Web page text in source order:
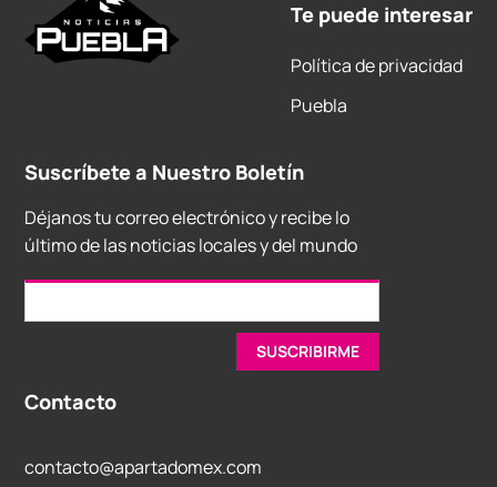
Te puede interesar
Política de privacidad
Puebla
Suscríbete a Nuestro Boletín
Déjanos tu correo electrónico y recibe lo
último de las noticias locales y del mundo
Contacto
contacto@apartadomex.com